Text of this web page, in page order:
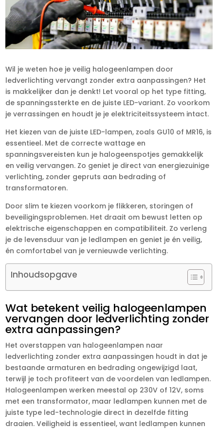
Wil je weten hoe je veilig halogeenlampen door
ledverlichting vervangt zonder extra aanpassingen? Het
is makkelijker dan je denkt! Let vooral op het type fitting,
de spanningssterkte en de juiste LED-variant.​ Zo voorkom
je verrassingen en houdt je je elektriciteitssysteem intact.​
Het kiezen van de juiste LED-lampen, zoals GU10 of MR16, is
essentieel.​ Met de correcte wattage en
spanningsvereisten kun je halogeenspotjes gemakkelijk
en veilig vervangen.​ Zo geniet je direct van energiezuinige
verlichting, zonder gepruts aan bedrading of
transformatoren.​
Door slim te kiezen voorkom je flikkeren, storingen of
beveiligingsproblemen.​ Het draait om bewust letten op
elektrische eigenschappen en compatibiliteit.​ Zo verleng
je de levensduur van je ledlampen en geniet je én veilig,
én comfortabel van je vernieuwde verlichting.​
Inhoudsopgave
Wat betekent veilig halogeenlampen
vervangen door ledverlichting zonder
extra aanpassingen?
Het overstappen van halogeenlampen naar
ledverlichting zonder extra aanpassingen houdt in dat je
bestaande armaturen en bedrading ongewijzigd laat,
terwijl je toch profiteert van de voordelen van ledlampen.​
Halogeenlampen werken meestal op 230V of 12V, soms
met een transformator, maar ledlampen kunnen met de
juiste type led-technologie direct in dezelfde fitting
draaien.​ Veiligheid is essentieel, want ledlampen kunnen